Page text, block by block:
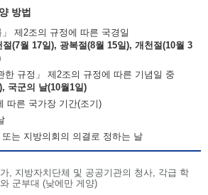
방법
」 제2조의 규정에 따른 국경일
(7월 17일), 광복절(8월 15일), 개천절(10월 3
한 규정」 제2조의 규정에 따른 기념일 중
국군의 날(10월1일)
따른 국가장 기간(조기)
는 지방의회의 의결로 정하는 날
, 지방자치단체 및 공공기관의 청사, 각급 학
군부대 (낮에만 게양)